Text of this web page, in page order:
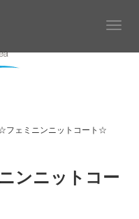
T
g
a
フェミニンニットコート☆
ンニットコー